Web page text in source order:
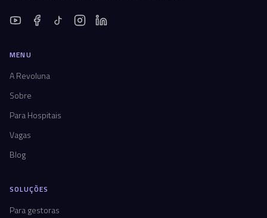
MENU
A Revoluna
Sobre
Para Hospitais
Vagas
Blog
SOLUÇÕES
Para gestoras